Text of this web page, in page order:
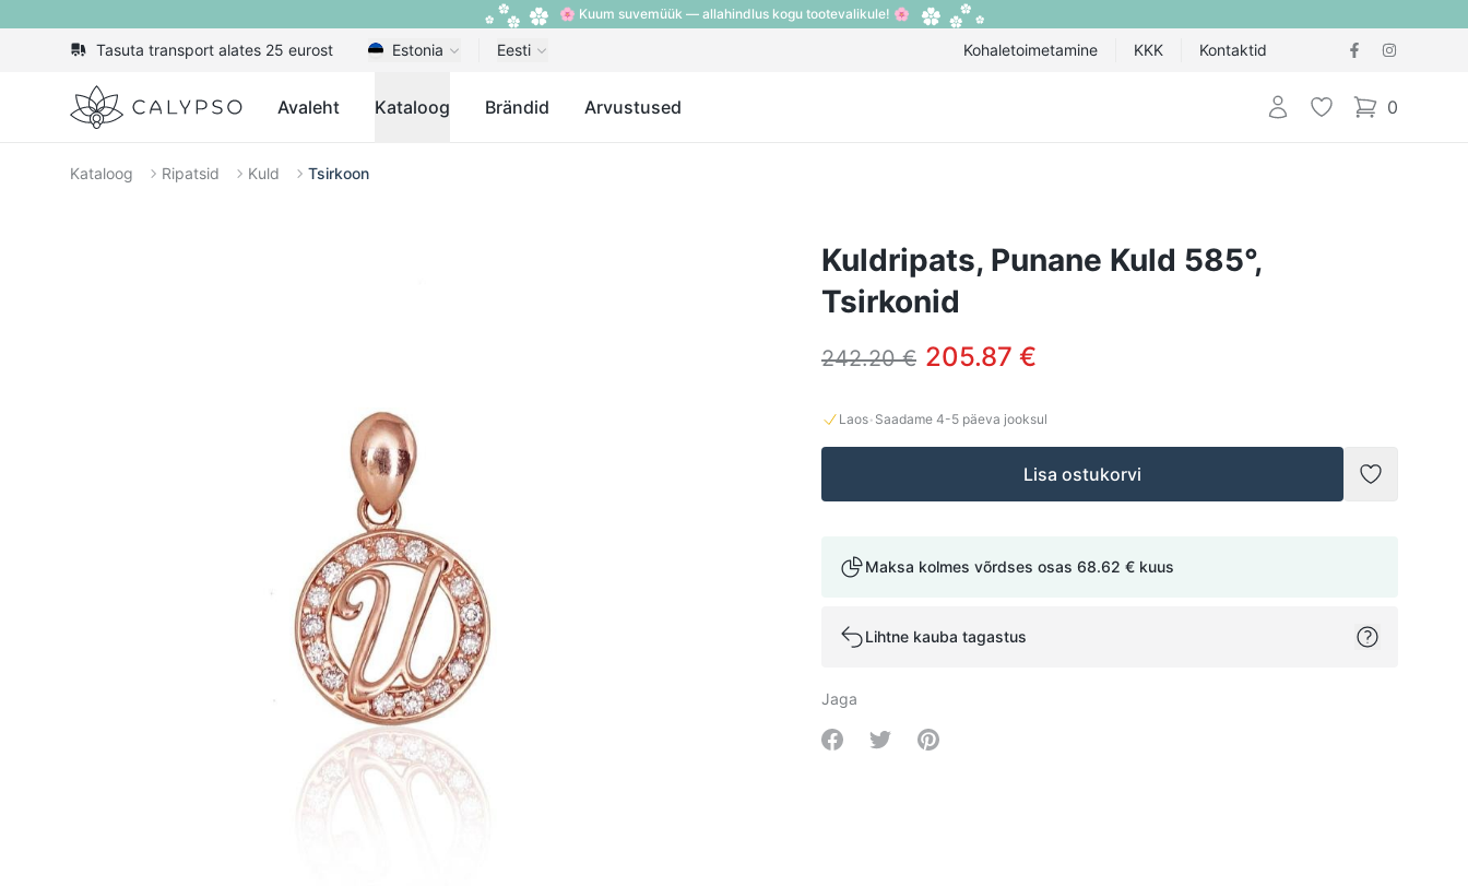
🌸 Kuum suvemüük — allahindlus kogu tootevalikule! 🌸
Tasuta transport alates 25 eurost Estonia Eesti Kohaletoimetamine KKK Kontaktid
Calypso Avaleht Kataloog Brändid Arvustused Logi sisseLemmik 0
items in cart,
Kataloog Ripatsid Kuld Tsirkoon
Kuldripats, Punane Kuld 585°,
Tsirkonid
242.20 € 205.87 €
Laos· Saadame 4-5 päeva jooksul
Lisa ostukorvi
Lisada
Maksa kolmes võrdses osas 68.62 € kuus
Lihtne kauba tagastus
Jaga
Share on Facebook
Share on Twitter
Share on Pinterest